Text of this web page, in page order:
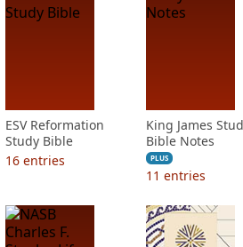
ESV Reformation
Study Bible
16 entries
King James
Bible Notes
PLUS
11 entries